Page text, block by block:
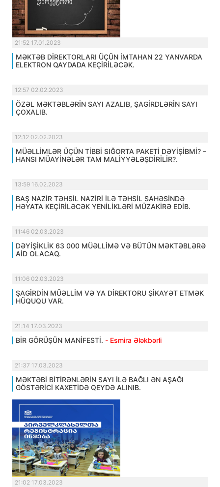
21:52 17.01.2023
MƏKTƏB DİREKTORLARI ÜÇÜN İMTAHAN 22 YANVARDA
ELEKTRON QAYDADA KEÇİRİLƏCƏK.
12:57 02.02.2023
ÖZƏL MƏKTƏBLƏRİN SAYI AZALIB, ŞAGİRDLƏRİN SAYI
ÇOXALIB.
12:12 02.02.2023
MÜƏLLİMLƏR ÜÇÜN TİBBİ SIĞORTA PAKETİ DƏYİŞİBMİ? –
HANSI MÜAYİNƏLƏR TAM MALİYYƏLƏŞDİRİLİR?.
13:59 16.02.2023
BAŞ NAZİR TƏHSİL NAZİRİ İLƏ TƏHSİL SAHƏSİNDƏ
HƏYATA KEÇİRİLƏCƏK YENİLİKLƏRİ MÜZAKİRƏ EDİB.
11:46 02.03.2023
DƏYİŞİKLİK 63 000 MÜƏLLİMƏ VƏ BÜTÜN MƏKTƏBLƏRƏ
AİD OLACAQ.
11:06 02.03.2023
ŞAGİRDİN MÜƏLLİM VƏ YA DİREKTORU ŞİKAYƏT ETMƏK
HÜQUQU VAR.
21:14 17.03.2023
BİR GÖRÜŞÜN MANİFESTİ. - Esmira Ələkbərli
21:37 17.03.2023
MƏKTƏBİ BİTİRƏNLƏRİN SAYI İLƏ BAĞLI ƏN AŞAĞI
GÖSTƏRİCİ KAXETİDƏ QEYDƏ ALINIB.
21:02 17.03.2023